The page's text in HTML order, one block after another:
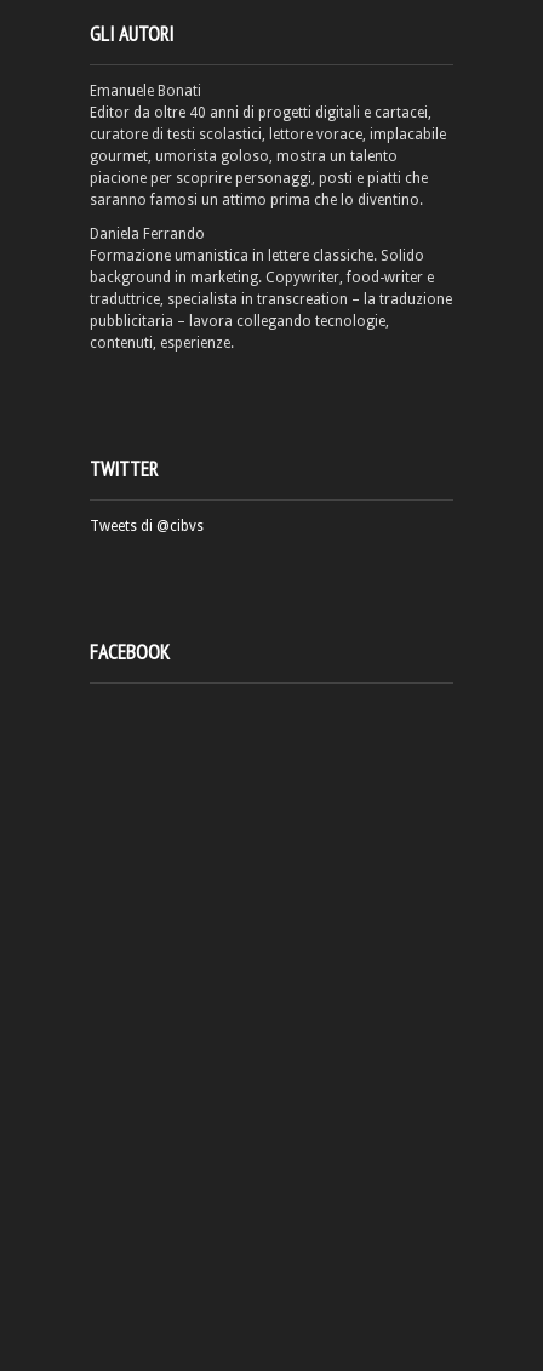
GLI AUTORI
Emanuele Bonati
Editor da oltre 40 anni di progetti digitali e cartacei,
curatore di testi scolastici, lettore vorace, implacabile
gourmet, umorista goloso, mostra un talento
piacione per scoprire personaggi, posti e piatti che
saranno famosi un attimo prima che lo diventino.
Daniela Ferrando
Formazione umanistica in lettere classiche. Solido
background in marketing. Copywriter, food-writer e
traduttrice, specialista in transcreation – la traduzione
pubblicitaria – lavora collegando tecnologie,
contenuti, esperienze.
TWITTER
Tweets di @cibvs
FACEBOOK